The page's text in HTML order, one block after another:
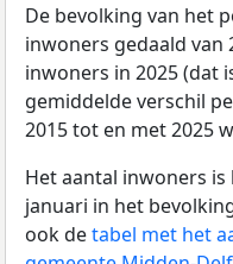
De bevolking van het
inwoners gedaald van
inwoners in 2025 (dat
gemiddelde verschil
2015 tot en met 2025
Het aantal inwoners is
januari in het
ook detabel met het